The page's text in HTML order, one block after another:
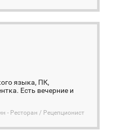
языка, ПК,
Есть вечерние и
- Ресторан / Рецепционист